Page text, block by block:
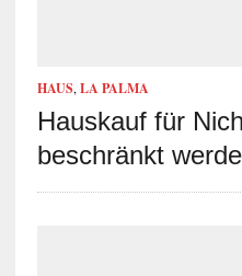
HAUS, LA PALMA
Hauskauf für
beschränkt